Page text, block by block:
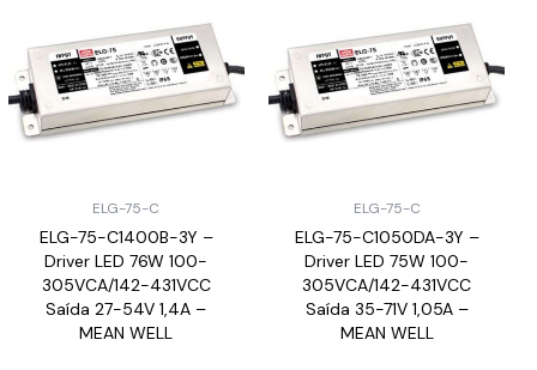
ELG-75-C
ELG-75-C1400B-3Y –
Driver LED 76W 100-
305VCA/142-431VCC
Saída 27-54V 1,4A –
MEAN WELL
ELG-75-C
ELG-75-C1050DA-3Y –
Driver LED 75W 100-
305VCA/142-431VCC
Saída 35-71V 1,05A –
MEAN WELL